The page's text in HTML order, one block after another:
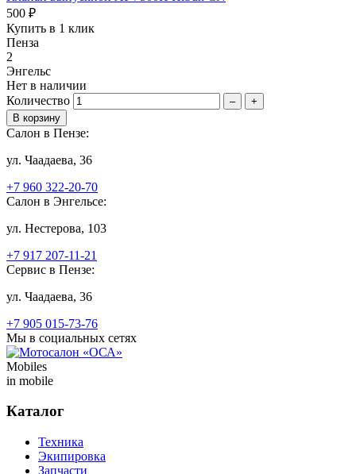
500 ₽
Купить в 1 клик
Пенза
2
Энгельс
Нет в наличии
Количество
– +
Салон в Пензе:
ул. Чаадаева, 36
+7 960 322-20-70
Салон в Энгельсе:
ул. Нестерова, 103
+7 917 207-11-21
Сервис в Пензе:
ул. Чаадаева, 36
+7 905 015-73-76
Мы в социальных сетях
Mobiles
in mobile
Каталог
Техника
Экипировка
Запчасти